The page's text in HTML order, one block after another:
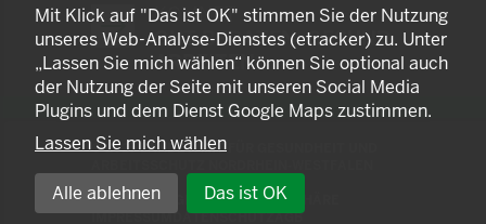
KOMNET
GUT BERATEN. GESUND
ARBEITEN.
© 2025 LANDESAMT FÜR GESUNDHEIT UND
EINSTELLUNGEN ZUR PRIVATSPHÄRE
IMPRESSUMDATENSCHUTZAGB
Mit Klick auf "Das ist OK" stimmen Sie der Nutzung
unseres Web-Analyse-Dienstes (etracker) zu. Unter
„Lassen Sie mich wählen“ können Sie optional auch
der Nutzung der Seite mit unseren Social Media
Plugins und dem Dienst Google Maps zustimmen.
Lassen Sie mich wählen
Alle ablehnen Das ist OK